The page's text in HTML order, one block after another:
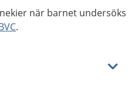
när barnet undersöks
.